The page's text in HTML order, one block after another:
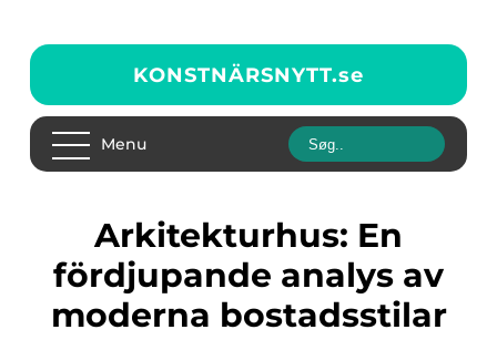
KONSTNÄRSNYTT.se
Menu
Arkitekturhus: En
fördjupande analys av
moderna bostadsstilar